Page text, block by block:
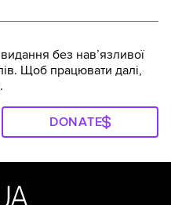
без навʼязливої
Щоб працювати далі,
DONATE